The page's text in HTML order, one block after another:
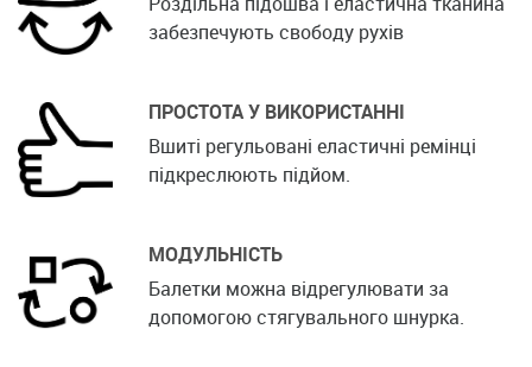
забезпечують свободу рухів
ПРОСТОТА У ВИКОРИСТАННІ
Вшиті регульовані еластичні ремінці
підкреслюють підйом.
МОДУЛЬНІСТЬ
Балетки можна відрегулювати за
допомогою стягувального шнурка.